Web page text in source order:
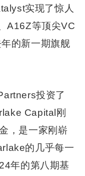
实现了惊人
A16Z等顶尖VC
的新一期旗舰
投资了
Capital刚
，是一家刚崭
的几乎每一
年的第八期基